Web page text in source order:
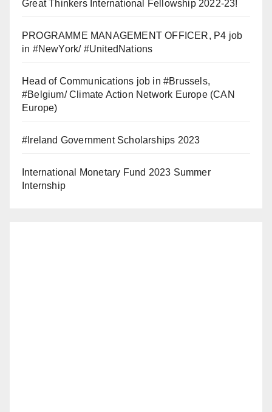
Great Thinkers International Fellowship 2022-23!
PROGRAMME MANAGEMENT OFFICER, P4 job
in #NewYork/ #UnitedNations
Head of Communications job in #Brussels,
#Belgium/ Climate Action Network Europe (CAN
Europe)
#Ireland Government Scholarships 2023
International Monetary Fund 2023 Summer
Internship